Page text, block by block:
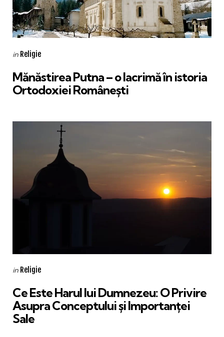
Categories
Posted
in Religie
Mănăstirea Putna – o lacrimă în istoria
Ortodoxiei Românești
Categories
Posted
in Religie
Ce Este Harul lui Dumnezeu: O Privire
Asupra Conceptului și Importanței
Sale